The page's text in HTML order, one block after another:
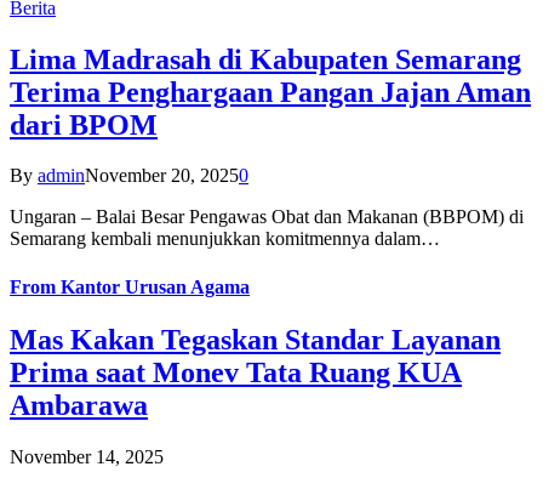
Berita
Lima Madrasah di Kabupaten Semarang
Terima Penghargaan Pangan Jajan Aman
dari BPOM
By adminNovember 20, 20250
Ungaran – Balai Besar Pengawas Obat dan Makanan (BBPOM) di
Semarang kembali menunjukkan komitmennya dalam…
From Kantor Urusan Agama
Mas Kakan Tegaskan Standar Layanan
Prima saat Monev Tata Ruang KUA
Ambarawa
November 14, 2025